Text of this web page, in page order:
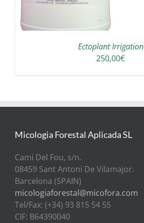
Ectoplant Irrigation
250,00€
Micologia Forestal Aplicada SL
Cami Del Fou, s/n.
08459 Sant Antoni De Vilamajor.
Barcelona (SPAIN)
micologiaforestal@micofora.com
Tel/Fax: (+34) 93 815 54 55
CIF: B64390040